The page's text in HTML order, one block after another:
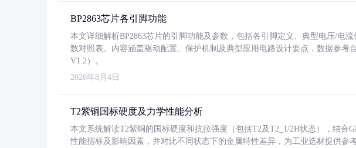
BP2863芯片各引脚功能
本文详细解析BP2863芯片的引脚功能及参数，包括各引脚定义、典型电压/电
数对照表。内容涵盖驱动配置、保护机制及典型应用电路设计要点，数据参考
V1.2）。
2026年8月4日
T2紫铜国标硬度及力学性能分析
本文系统解读T2紫铜的国标硬度和抗拉强度（包括T2及T2_1/2H状态），结合
性能指标及影响因素，并对比不同状态下的金属特性差异，为工业选材提供参考